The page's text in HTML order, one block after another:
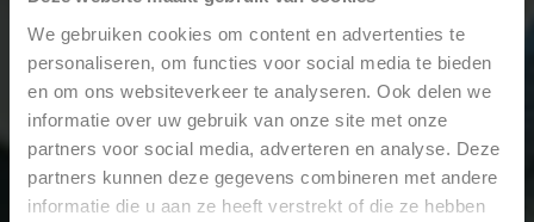
We gebruiken cookies om content en advertenties te
personaliseren, om functies voor social media te bieden
en om ons websiteverkeer te analyseren. Ook delen we
informatie over uw gebruik van onze site met onze
partners voor social media, adverteren en analyse. Deze
partners kunnen deze gegevens combineren met andere
informatie die u aan ze heeft verstrekt of die ze hebben
+
Email ons over dit product
Aan verlanglijst toevoegen
Toevoegen om te vergelijken
Afdrukken